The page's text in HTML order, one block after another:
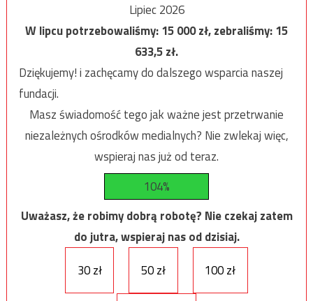
Lipiec 2026
W lipcu potrzebowaliśmy:15 000zł, zebraliśmy:15
633,5zł.
Dziękujemy! i zachęcamy do dalszego wsparcia naszej
fundacji.
Masz świadomość tego jak ważne jest przetrwanie
niezależnych ośrodków medialnych? Nie zwlekaj więc,
wspieraj nas już od teraz.
104%
Uważasz, że robimy dobrą robotę? Nie czekaj zatem
do jutra, wspieraj nas od dzisiaj.
30 zł
50 zł 100 zł